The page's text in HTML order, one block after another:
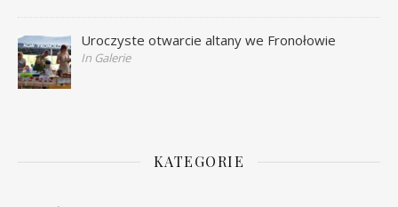
Uroczyste otwarcie altany we Fronołowie
In Galerie
KATEGORIE